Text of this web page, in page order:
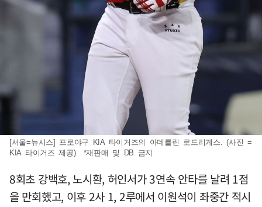
[서울=뉴시스] 프로야구 KIA 타이거즈의 아데를린 로드리게스. (사진 =
KIA 타이거즈 제공) *재판매 및 DB 금지
8회초 강백호, 노시환, 허인서가 3연속 안타를 날려 1점
을 만회했고, 이후 2사 1, 2루에서 이원석이 좌중간 적시